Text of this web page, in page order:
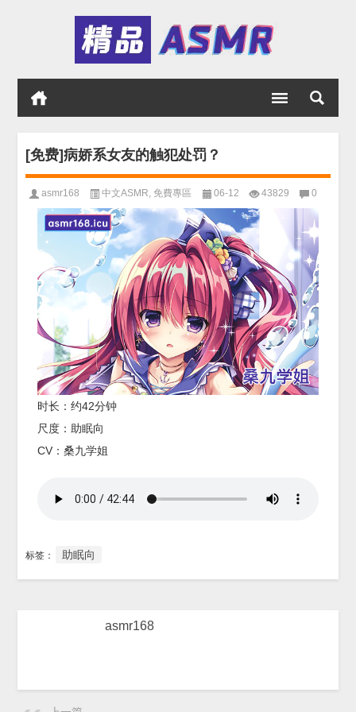
[免费]病娇系女友的触犯处罚？
asmr168 中文ASMR ,免費專區 06-12 43829 0
时长：约42分钟
尺度：助眠向
CV：桑九学姐
标签： 助眠向
asmr168